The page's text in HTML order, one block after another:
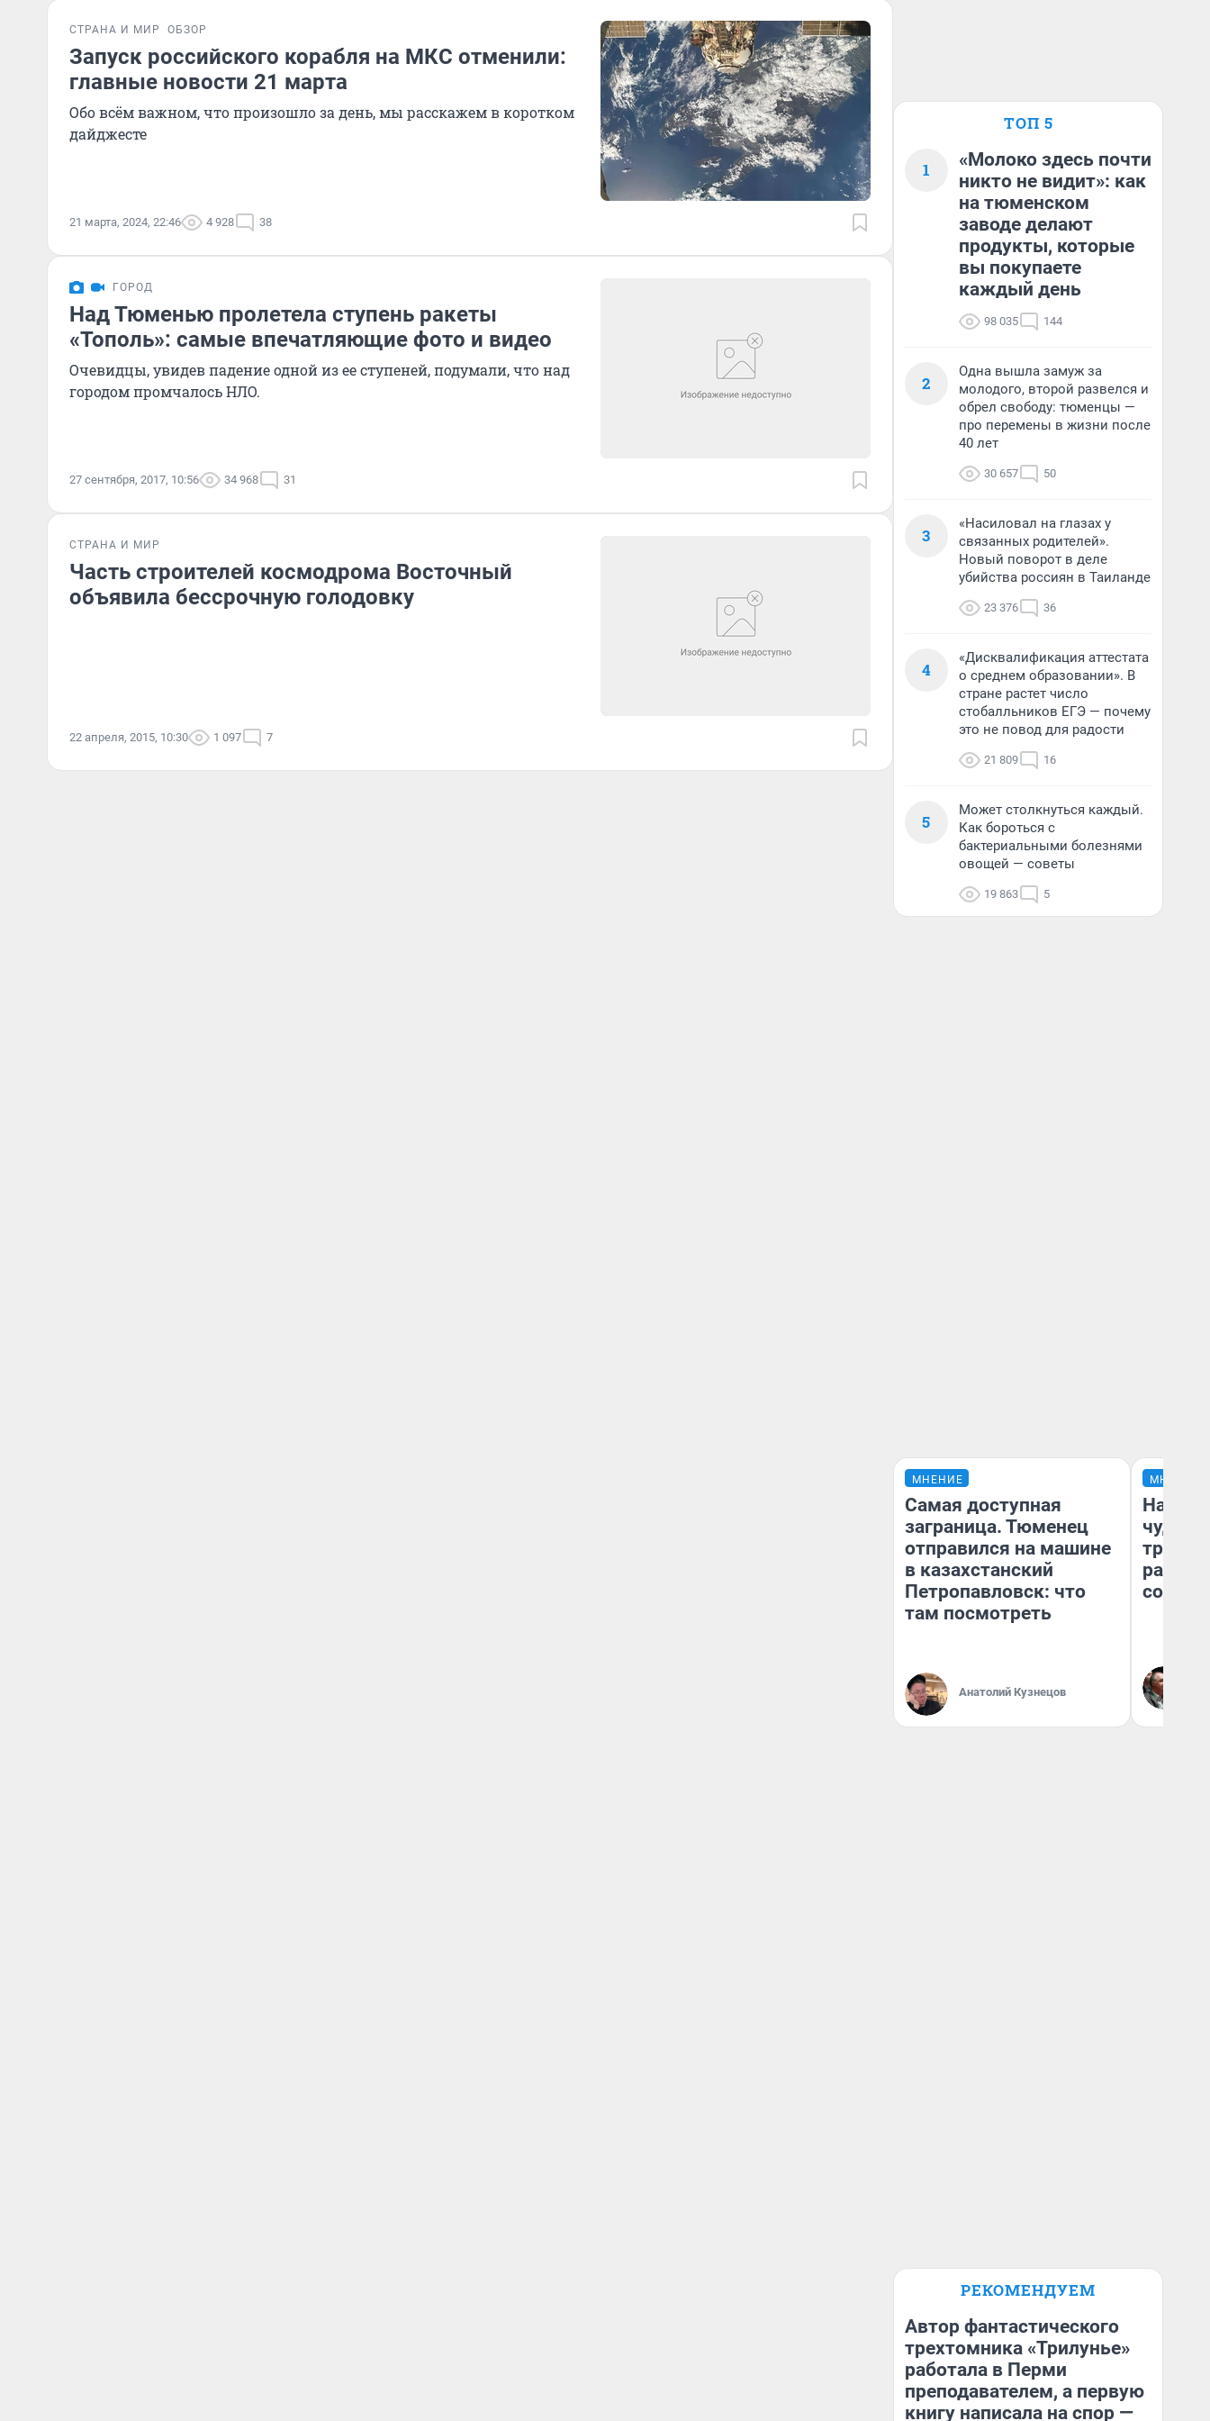
СТРАНА И МИР ОБЗОР
Запуск российского корабля на МКС отменили:
главные новости 21 марта
Обо всём важном, что произошло за день, мы расскажем в коротком
дайджесте
21 марта, 2024, 22:46 4 928 38
ГОРОД
Над Тюменью пролетела ступень ракеты
«Тополь»: самые впечатляющие фото и видео
Очевидцы, увидев падение одной из ее ступеней, подумали, что над
городом промчалось НЛО.
27 сентября, 2017, 10:56 34 968 31
СТРАНА И МИР
Часть строителей космодрома Восточный
объявила бессрочную голодовку
22 апреля, 2015, 10:30 1 097 7
ТОП 5
1
«Молоко здесь почти
никто не видит»: как
на тюменском
заводе делают
продукты, которые
вы покупаете
каждый день
98 035 144
2
Одна вышла замуж за
молодого, второй развелся и
обрел свободу: тюменцы —
про перемены в жизни после
40 лет
30 657 50
3
«Насиловал на глазах у
связанных родителей».
Новый поворот в деле
убийства россиян в Таиланде
23 376 36
4
«Дисквалификация аттестата
о среднем образовании». В
стране растет число
стобалльников ЕГЭ — почему
это не повод для радости
21 809 16
5
Может столкнуться каждый.
Как бороться с
бактериальными болезнями
овощей — советы
19 863 5
МНЕНИЕ
Самая доступная
заграница. Тюменец
отправился на машине
в казахстанский
Петропавловск: что
там посмотреть
Анатолий Кузнецов
МНЕНИЕ
чудом
РЕКОМЕНДУЕМ
Автор фантастического
трехтомника «Трилунье»
работала в Перми
преподавателем, а первую
книгу написала на спор —